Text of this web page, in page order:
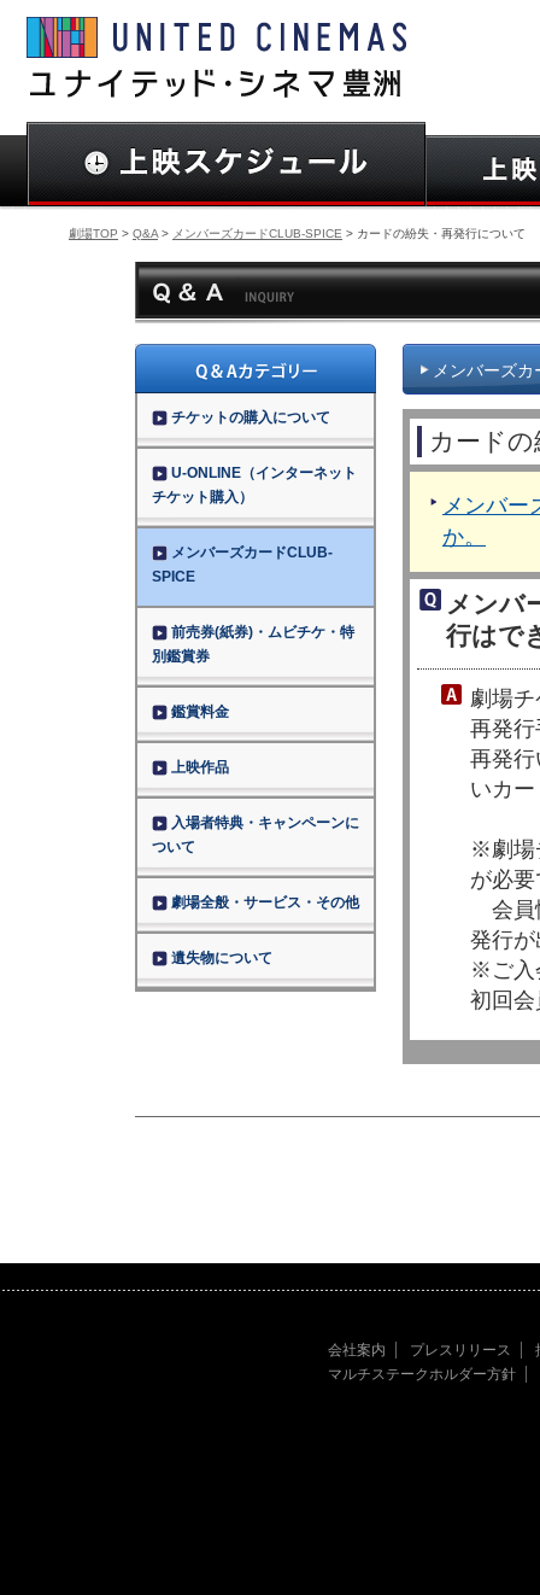
劇場TOP > Q&A > メンバーズカードCLUB-SPICE > カードの紛失・再発行について
メンバーズ
カード
メンバー
か。
メンバ
行はで
劇場
再発
再発
いカ
※劇場
が必
会員
発行
※ご入
初回
チケットの購入について
U-ONLINE（インターネット
チケット購入）
メンバーズカードCLUB-
SPICE
前売券(紙券)・ムビチケ・特
別鑑賞券
鑑賞料金
上映作品
入場者特典・キャンペーンに
ついて
劇場全般・サービス・その他
遺失物について
会社案内 プレスリリース
マルチステークホルダー方針